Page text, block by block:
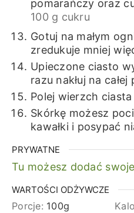
pomarańczy oraz
100 g cukru
Gotuj na małym
zredukuje mniej
Upieczone ciasto
razu nakłuj na
Polej wierzch
Skórkę możesz
kawałki i posypać
PRYWATNE
Tu możesz dodać
WARTOŚCI ODŻYWCZE
Porcje: 100g